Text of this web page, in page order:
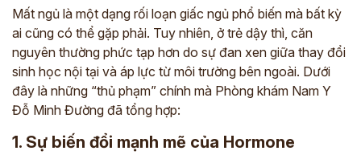
Mất ngủ là một dạng rối loạn giấc ngủ phổ biến mà bất kỳ
ai cũng có thể gặp phải. Tuy nhiên, ở trẻ dậy thì, căn
nguyên thường phức tạp hơn do sự đan xen giữa thay đổi
sinh học nội tại và áp lực từ môi trường bên ngoài. Dưới
đây là những “thủ phạm” chính mà Phòng khám Nam Y
Đỗ Minh Đường đã tổng hợp:
1. Sự biến đổi mạnh mẽ của Hormone